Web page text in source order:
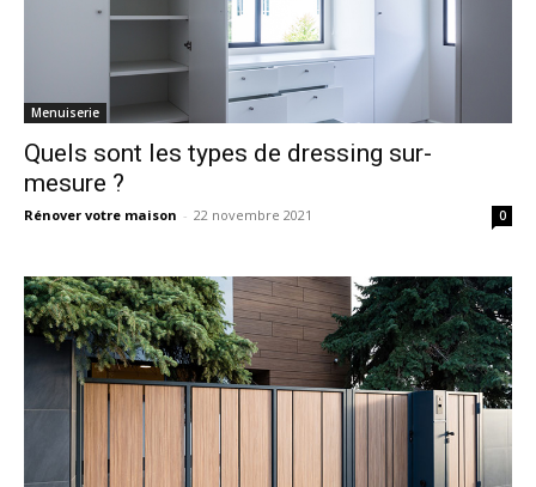
Menuiserie
Quels sont les types de dressing sur-
mesure ?
Rénover votre maison - 22 novembre 2021 0